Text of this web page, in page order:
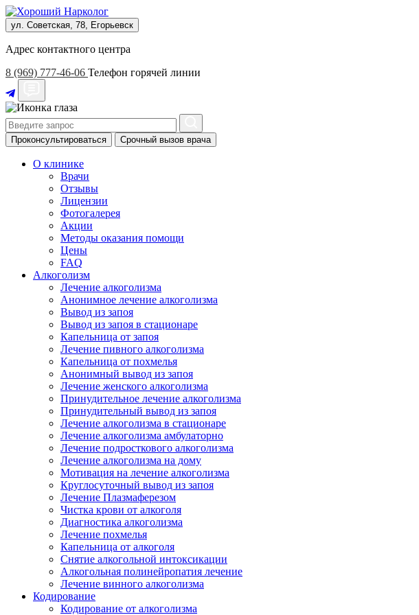
ул. Советская, 78, Егорьевск
Адрес контактного центра
8 (969) 777-46-06 Телефон горячей линии
Проконсультироваться Срочный вызов врача
О клинике
Врачи
Отзывы
Лицензии
Фотогалерея
Акции
Методы оказания помощи
Цены
FAQ
Алкоголизм
Лечение алкоголизма
Анонимное лечение алкоголизма
Вывод из запоя
Вывод из запоя в стационаре
Капельница от запоя
Лечение пивного алкоголизма
Капельница от похмелья
Анонимный вывод из запоя
Лечение женского алкоголизма
Принудительное лечение алкоголизма
Принудительный вывод из запоя
Лечение алкоголизма в стационаре
Лечение алкоголизма амбулаторно
Лечение подросткового алкоголизма
Лечение алкоголизма на дому
Мотивация на лечение алкоголизма
Круглосуточный вывод из запоя
Лечение Плазмаферезом
Чистка крови от алкоголя
Диагностика алкоголизма
Лечение похмелья
Капельница от алкоголя
Снятие алкогольной интоксикации
Алкогольная полинейропатия лечение
Лечение винного алкоголизма
Кодирование
Кодирование от алкоголизма